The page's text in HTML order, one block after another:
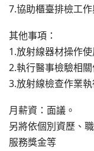
7.協助櫃臺排檢工
其他事項：
1.放射線器材操作
2.執行醫事檢驗相
3.放射線檢查作業
月薪資：面議。
另將依個別資歷、
服務獎金等